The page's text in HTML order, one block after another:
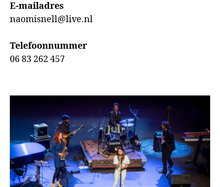
E-mailadres
naomisnell@live.nl
Telefoonnummer
06 83 262 457